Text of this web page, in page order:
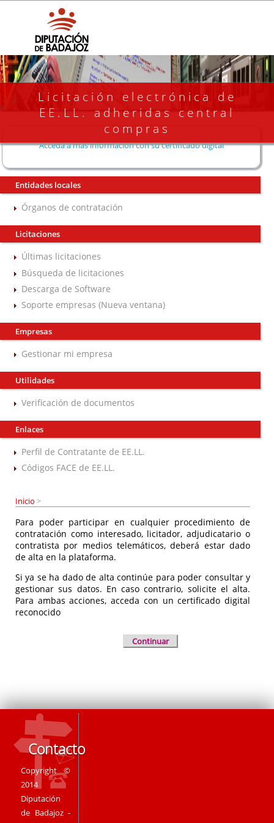
Licitación electrónica de
EE.LL. adheridas central
compras
Acceda a más información con su certificado digital
Entidades locales
Órganos de contratación
Licitaciones
Últimas licitaciones
Búsqueda de licitaciones
Descarga de Software
Soporte empresas (Nueva ventana)
Empresas
Gestionar mi empresa
Utilidades
Verificación de documentos
Enlaces
Perfil de Contratante de EE.LL.
Códigos FACE de EE.LL.
Inicio >
Para poder participar en cualquier procedimiento de
contratación como interesado, licitador, adjudicatario o
contratista por medios telemáticos, deberá estar dado
de alta en la plataforma.
Si ya se ha dado de alta continúe para poder consultar y
gestionar sus datos. En caso contrario, solicite el alta.
Para ambas acciones, acceda con un certificado digital
reconocido
Continuar
Contacto
Copyright ©
2014
Diputación
de Badajoz -